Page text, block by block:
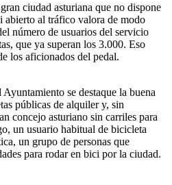
ciudad asturiana que no dispone
abierto al tráfico valora de modo
número de usuarios del servicio
que ya superan los 3.000. Eso
los aficionados del pedal.
se destaque la buena
públicas de alquiler y, sin
concejo asturiano sin carriles para
un usuario habitual de bicicleta
un grupo de personas que
para rodar en bici por la ciudad.